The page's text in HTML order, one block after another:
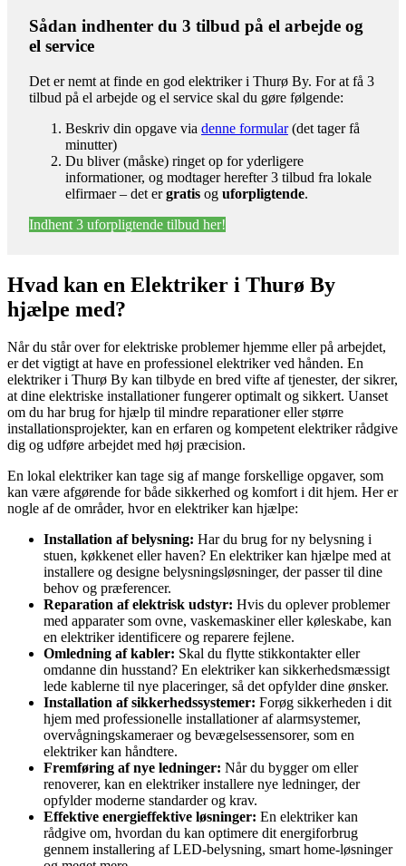
Sådan indhenter du 3 tilbud på el arbejde og
el service
Det er nemt at finde en god elektriker i Thurø By. For at få 3
tilbud på el arbejde og el service skal du gøre følgende:
Beskriv din opgave via denne formular(det tager få
minutter)
Du bliver (måske) ringet op for yderligere
informationer, og modtager herefter 3 tilbud fra lokale
elfirmaer – det ergratis og uforpligtende.
Indhent 3 uforpligtende tilbud her!
Hvad kan en Elektriker i Thurø By
hjælpe med?
Når du står over for elektriske problemer hjemme eller på arbejdet,
er det vigtigt at have en professionel elektriker ved hånden. En
elektriker i Thurø By kan tilbyde en bred vifte af tjenester, der sikrer,
at dine elektriske installationer fungerer optimalt og sikkert. Uanset
om du har brug for hjælp til mindre reparationer eller større
installationsprojekter, kan en erfaren og kompetent elektriker rådgive
dig og udføre arbejdet med høj præcision.
En lokal elektriker kan tage sig af mange forskellige opgaver, som
kan være afgørende for både sikkerhed og komfort i dit hjem. Her er
nogle af de områder, hvor en elektriker kan hjælpe:
Installation af belysning: Har du brug for ny belysning i
stuen, køkkenet eller haven? En elektriker kan hjælpe med at
installere og designe belysningsløsninger, der passer til dine
behov og præferencer.
Reparation af elektrisk udstyr: Hvis du oplever problemer
med apparater som ovne, vaskemaskiner eller køleskabe, kan
en elektriker identificere og reparere fejlene.
Omledning af kabler: Skal du flytte stikkontakter eller
omdanne din husstand? En elektriker kan sikkerhedsmæssigt
lede kablerne til nye placeringer, så det opfylder dine ønsker.
Installation af sikkerhedssystemer: Forøg sikkerheden i dit
hjem med professionelle installationer af alarmsystemer,
overvågningskameraer og bevægelsessensorer, som en
elektriker kan håndtere.
Fremføring af nye ledninger: Når du bygger om eller
renoverer, kan en elektriker installere nye ledninger, der
opfylder moderne standarder og krav.
Effektive energieffektive løsninger: En elektriker kan
rådgive om, hvordan du kan optimere dit energiforbrug
gennem installering af LED-belysning, smart home-løsninger